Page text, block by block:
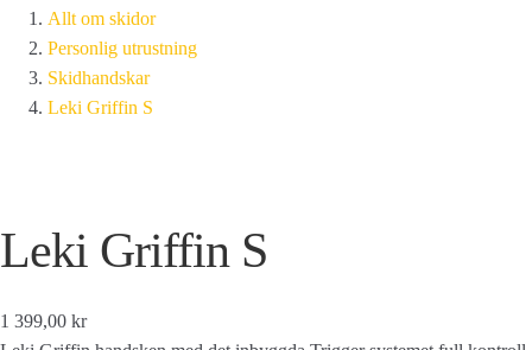
Allt om skidor
Personlig utrustning
Skidhandskar
Leki Griffin S
Leki Griffin S
1 399,00 kr